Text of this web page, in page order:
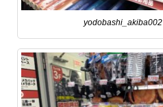
yodobashi_akiba002